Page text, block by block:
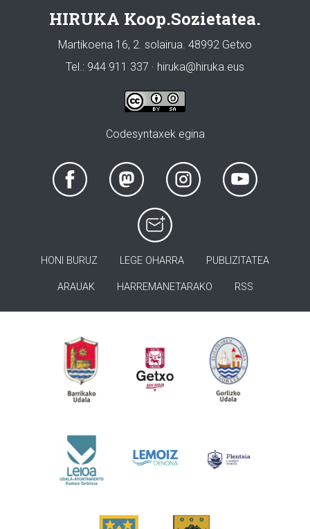
HIRUKA Koop.Sozietatea.
Martikoena 16, 2. solairua. 48992 Getxo
Tel.: 944 911 337 · hiruka@hiruka.eus
Codesyntaxek egina
HONI BURUZ LEGE OHARRA PUBLIZITATEA
ARAUAK HARREMANETARAKO RSS